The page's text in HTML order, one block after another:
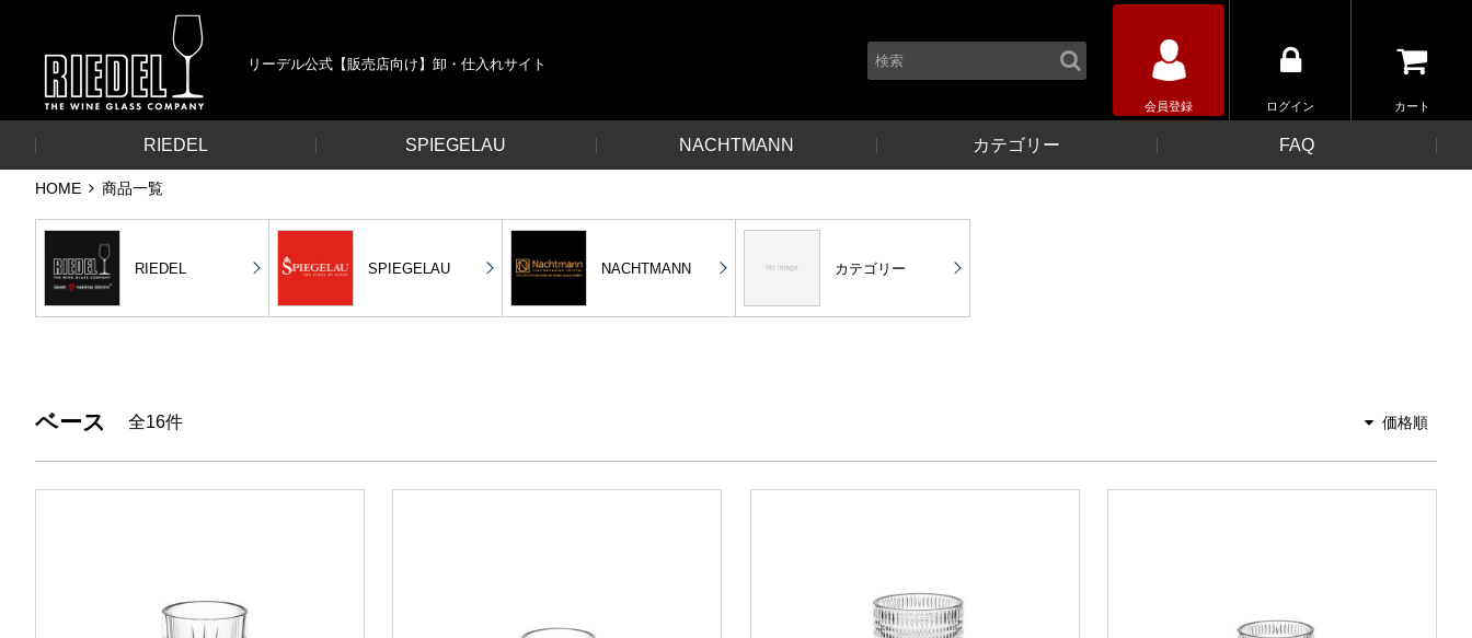
リーデル公式【販売店向け】卸・仕入れサイト
会員登録 ログイン カート
RIEDEL SPIEGELAU NACHTMANN カテゴリー FAQ
HOME 商品一覧
RIEDEL SPIEGELAU NACHTMANN カテゴリー
ベース 全16件 価格順